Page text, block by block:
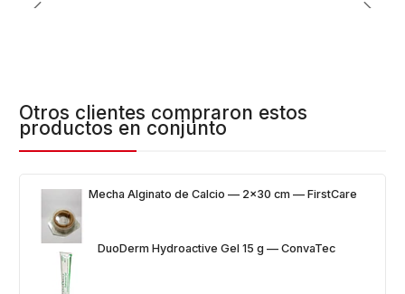
Otros clientes compraron estos
productos en conjunto
Mecha Alginato de Calcio — 2x30 cm — FirstCare
DuoDerm Hydroactive Gel 15 g — ConvaTec